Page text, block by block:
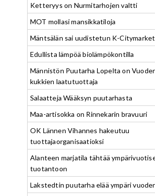
Ketteryys on Nurmitarhojen valtti
MOT mollasi mansikkatiloja
Mäntsälän sai uudistetun K-
Edullista lämpöä biolämpökontilla
Männistön Puutarha Lopelta on
kukkien laatutuottaja
Salaatteja Wääksyn puutarhasta
Maa-artisokka on Rinnekarin bravuuri
OK Lännen Vihannes hakeutuu
tuottajaorganisaatioksi
Alanteen marjatila tähtää
tuotantoon
Lakstedtin puutarha elää ympäri